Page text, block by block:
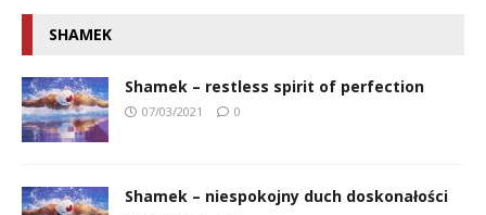
SHAMEK
Shamek – restless spirit of perfection
07/03/2021 0
Shamek – niespokojny duch doskonałości